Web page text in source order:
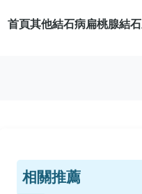
首頁其他結石病扁桃腺結石
相關推薦